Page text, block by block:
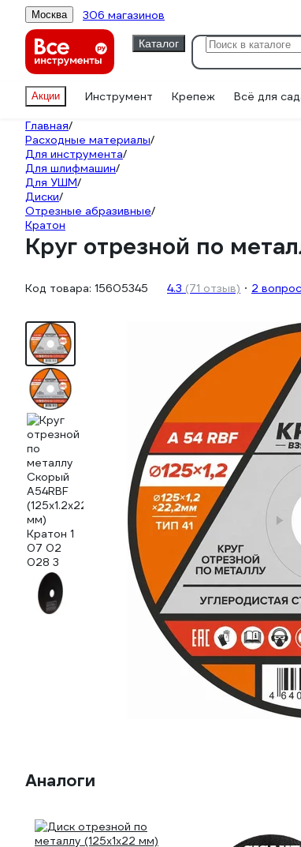
Москва 306 магазинов
Каталог
Акции Инструмент Крепеж Всё для
Главная/
Расходные материалы/
Для инструмента/
Для шлифмашин/
Для УШМ/
Диски/
Отрезные абразивные/
Кратон
Круг отрезной по
Код товара: 15605345 4.3 (71 отзыв) 2
Аналоги